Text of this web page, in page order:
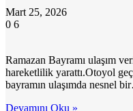
Mart 25, 2026
0 6
Ramazan Bayramı ulaşım
hareketlilik yarattı.Otoyol
bayramın ulaşımda nesnel
Devamını Oku »